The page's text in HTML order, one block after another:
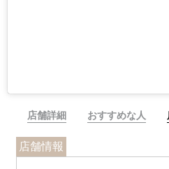
店舗詳細 おすすめな人
店舗情報